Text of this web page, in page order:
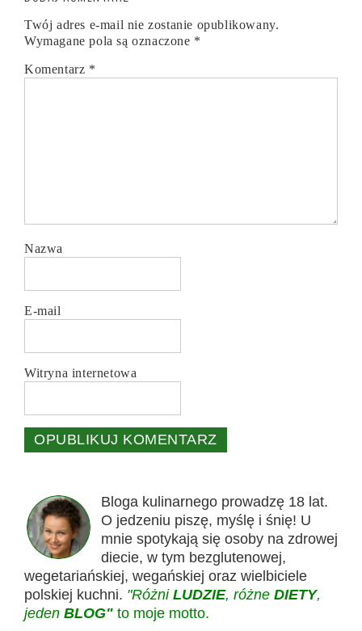
Twój adres e-mail nie zostanie opublikowany.
Wymagane pola są oznaczone *
Komentarz *
Nazwa
E-mail
Witryna internetowa
Bloga kulinarnego prowadzę 18 lat.
O jedzeniu piszę, myślę i śnię! U
mnie spotykają się osoby na zdrowej
diecie, w tym bezglutenowej,
wegetariańskiej, wegańskiej oraz wielbiciele
polskiej kuchni. "Różni LUDZIE, różne DIETY,
jeden BLOG" to moje motto.